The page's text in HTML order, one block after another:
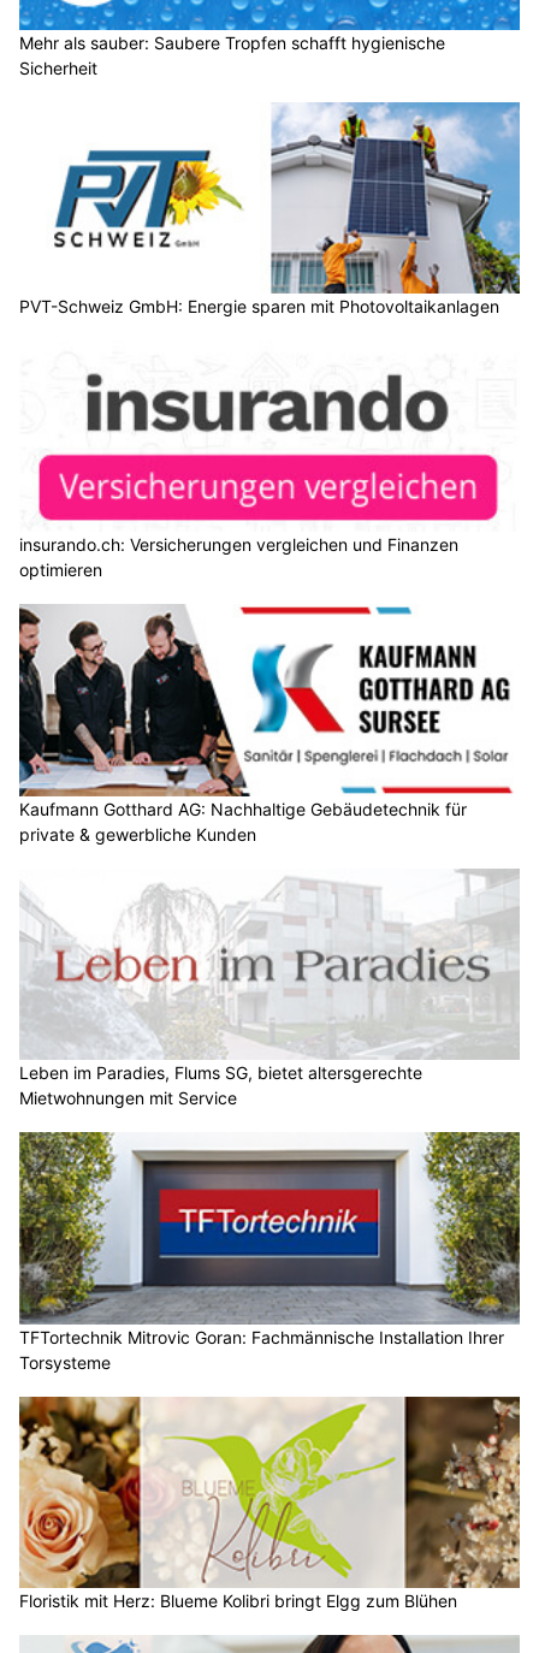
Mehr als sauber: Saubere Tropfen schafft hygienische
Sicherheit
PVT-Schweiz GmbH: Energie sparen mit Photovoltaikanlagen
insurando.ch: Versicherungen vergleichen und Finanzen
optimieren
Kaufmann Gotthard AG: Nachhaltige Gebäudetechnik für
private & gewerbliche Kunden
Leben im Paradies, Flums SG, bietet altersgerechte
Mietwohnungen mit Service
TFTortechnik Mitrovic Goran: Fachmännische Installation Ihrer
Torsysteme
Floristik mit Herz: Blueme Kolibri bringt Elgg zum Blühen